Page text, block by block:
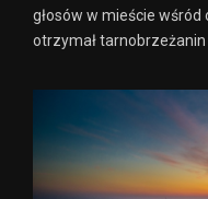
głosów w mieście wśród
otrzymał tarnobrzeżanin